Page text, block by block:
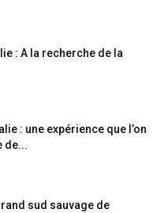
: A la recherche de la
: une expérience que l’on
de...
sud sauvage de